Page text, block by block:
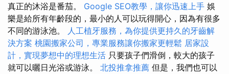
真正的沐浴是番茄。 Google SEO教學，讓你迅速上手 娛
樂是給所有年齡段的，最小的人可以玩得開心，因為有很多
不同的游泳池。 人工植牙服務，為你提供更持久的牙齒解
決方案 桃園搬家公司，專業服務讓你搬家更輕鬆 居家設
計，實現夢想中的理想生活 只要孩子們滑倒，較大的孩子
就可以曬日光浴或游泳。 北投推拿推薦 但是，我們也可以